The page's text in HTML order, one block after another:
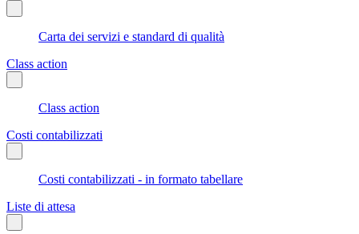
Carta dei servizi e standard di qualità
Class action
Class action
Costi contabilizzati
Costi contabilizzati - in formato tabellare
Liste di attesa